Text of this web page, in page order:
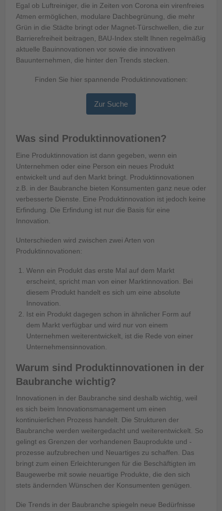
Egal ob Luftreiniger, die in Zeiten von Corona ein virenfreies
Atmen ermöglichen, modulare Dachbegrünung, die mehr
Grün in die Städte bringt oder Magnet-Türschwellen, die zur
Barrierefreiheit beitragen, BAU-Index stellt Ihnen regelmäßig
aktuelle Bauinnovationen vor sowie die innovativen
Bauunternehmen, die hinter den Trends stecken.
Finden Sie hier spannende Produktinnovationen:
Zur Suche
Was sind Produktinnovationen?
Eine Produktinnovation ist dann gegeben, wenn ein
Unternehmen oder eine Person ein neues Produkt
entwickelt und auf den Markt bringt. Produktinnovationen
z.B. in der Baubranche bieten Konsumenten ganz neue oder
verbesserte Dienste. Eine Produktinnovation ist jedoch keine
Erfindung. Die Erfindung ist nur die Basis für eine
Innovation.
Unterschieden wird zwischen zwei Arten von
Produktinnovationen:
Wenn ein Produkt das erste Mal auf dem Markt
erscheint, spricht man von einer Marktinnovation. Bei
diesem Produkt handelt es sich um eine absolute
Innovation.
Ist ein Produkt dagegen schon in ähnlicher Form auf
dem Markt verfügbar und wird nur von einem
Unternehmen weiterentwickelt, ist die Rede von einer
Unternehmensinnovation.
Warum sind Produktinnovationen in der
Baubranche wichtig?
Innovationen in der Baubranche sind deshalb wichtig, weil
es sich beim Innovationsmanagement um einen
kontinuierlichen Prozess handelt. Die Strukturen der
Baubranche werden weitergedacht und weiterentwickelt. So
gelingt es Grenzen der vorhandenen Bauprodukte und -
prozesse aufzubrechen und Neuartiges zu schaffen. Das
bringt zum einen Erleichterungen für die Beschäftigten im
Baugewerbe mit sowie neuartige Produkte, die den sich
stets ändernden Wünschen der Konsumenten genügen.
Die Trends in der Baubranche spiegeln neue Bedürfnisse